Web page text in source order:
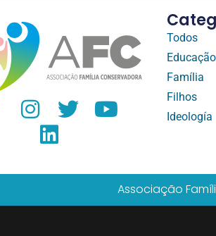
Todos
Educação
Família
Filhos
Ideología
Associação